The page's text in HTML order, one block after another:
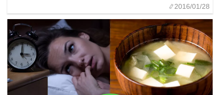
2016/01/28